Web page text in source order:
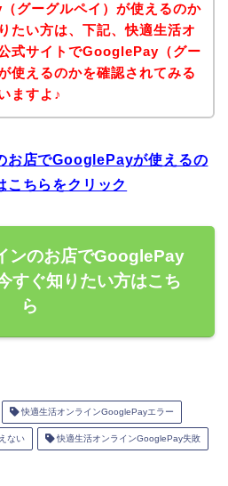
グーグルペイ）が使えるのか
たい方は、下記、快適生活オ
式サイトでGooglePay（グー
使えるのかを確認されてみる
ますよ♪
お店でGooglePayが使えるの
こちらをクリック
ンのお店でGooglePay
すぐ知りたい方はこち
ら
快適生活オンラインGooglePayエラー
ない 快適生活オンラインGooglePay失敗